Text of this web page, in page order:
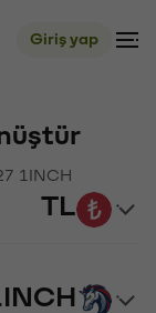
Giriş yap
1INCH
TL